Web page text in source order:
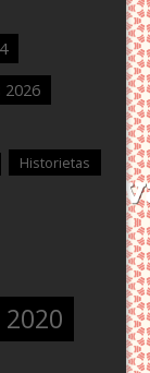
2026
Historietas